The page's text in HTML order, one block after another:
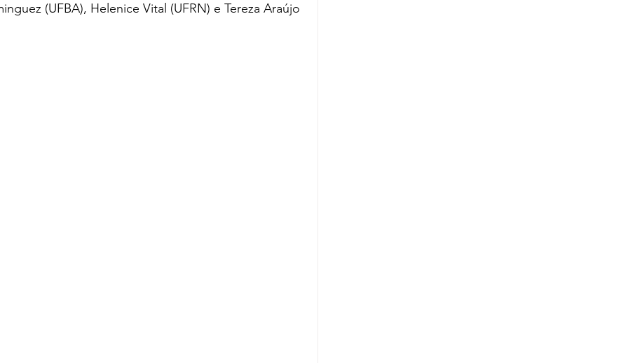
(UFBA), Helenice Vital (UFRN) e Tereza Araújo